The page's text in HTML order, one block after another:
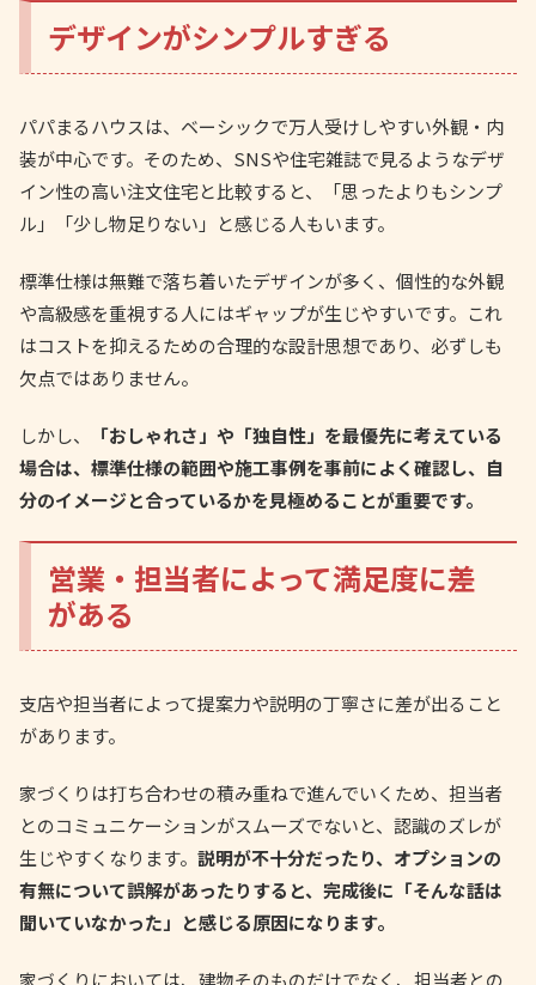
デザインがシンプルすぎる
パパまるハウスは、ベーシックで万人受けしやすい外観・内
装が中心です。そのため、SNSや住宅雑誌で見るようなデザ
イン性の高い注文住宅と比較すると、「思ったよりもシンプ
ル」「少し物足りない」と感じる人もいます。
標準仕様は無難で落ち着いたデザインが多く、個性的な外観
や高級感を重視する人にはギャップが生じやすいです。これ
はコストを抑えるための合理的な設計思想であり、必ずしも
欠点ではありません。
しかし、
「おしゃれさ」や「独自性」を最優先に考えている
場合は、標準仕様の範囲や施工事例を事前によく確認し、自
分のイメージと合っているかを見極めることが重要です。
営業・担当者によって満足度に差
がある
支店や担当者によって提案力や説明の丁寧さに差が出ること
があります。
家づくりは打ち合わせの積み重ねで進んでいくため、担当者
とのコミュニケーションがスムーズでないと、認識のズレが
生じやすくなります。 説明が不十分だったり、オプションの
有無について誤解があったりすると、完成後に「そんな話は
聞いていなかった」と感じる原因になります。
家づくりにおいては、建物そのものだけでなく、担当者との